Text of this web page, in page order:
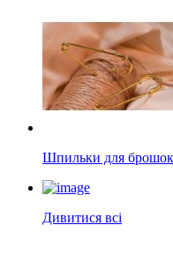
Шпильки для брошок
Дивитися всі